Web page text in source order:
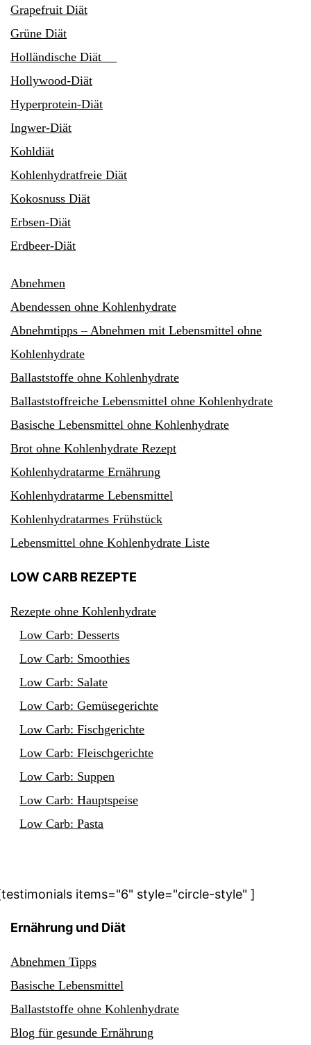
Grapefruit Diät
Grüne Diät
Holländische Diät
Hollywood-Diät
Hyperprotein-Diät
Ingwer-Diät
Kohldiät
Kohlenhydratfreie Diät
Kokosnuss Diät
Erbsen-Diät
Erdbeer-Diät
Abnehmen
Abendessen ohne Kohlenhydrate
Abnehmtipps – Abnehmen mit Lebensmittel ohne
Kohlenhydrate
Ballaststoffe ohne Kohlenhydrate
Ballaststoffreiche Lebensmittel ohne Kohlenhydrate
Basische Lebensmittel ohne Kohlenhydrate
Brot ohne Kohlenhydrate Rezept
Kohlenhydratarme Ernährung
Kohlenhydratarme Lebensmittel
Kohlenhydratarmes Frühstück
Lebensmittel ohne Kohlenhydrate Liste
LOW CARB REZEPTE
Rezepte ohne Kohlenhydrate
Low Carb: Desserts
Low Carb: Smoothies
Low Carb: Salate
Low Carb: Gemüsegerichte
Low Carb: Fischgerichte
Low Carb: Fleischgerichte
Low Carb: Suppen
Low Carb: Hauptspeise
Low Carb: Pasta
items="6" style="circle-style" ]
Ernährung und Diät
Abnehmen Tipps
Basische Lebensmittel
Ballaststoffe ohne Kohlenhydrate
Blog für gesunde Ernährung